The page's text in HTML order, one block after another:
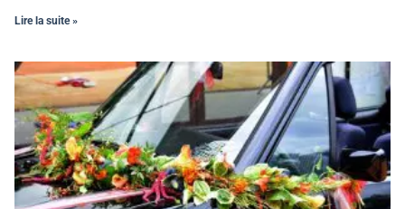
Lire la suite »